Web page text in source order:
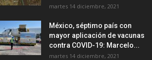
martes 14 diciembre, 2021
México, séptimo país con
mayor aplicación de vacunas
contra COVID-19: Marcelo...
martes 14 diciembre, 2021